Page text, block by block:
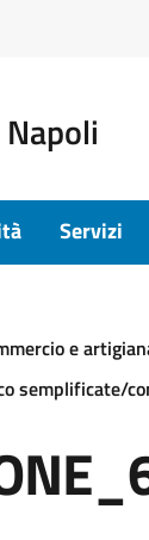
Servizi
e
semplificate/